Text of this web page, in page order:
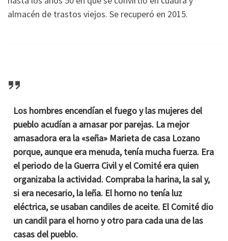
almacén de trastos viejos. Se recuperó en 2015.
Los hombres encendían el fuego y las mujeres del
pueblo acudían a amasar por parejas. La mejor
amasadora era la «seña» Marieta de casa Lozano
porque, aunque era menuda, tenía mucha fuerza. Era
el periodo de la Guerra Civil y el Comité era quien
organizaba la actividad. Compraba la harina, la sal y,
si era necesario, la leña. El horno no tenía luz
eléctrica, se usaban candiles de aceite. El Comité dio
un candil para el horno y otro para cada una de las
casas del pueblo.